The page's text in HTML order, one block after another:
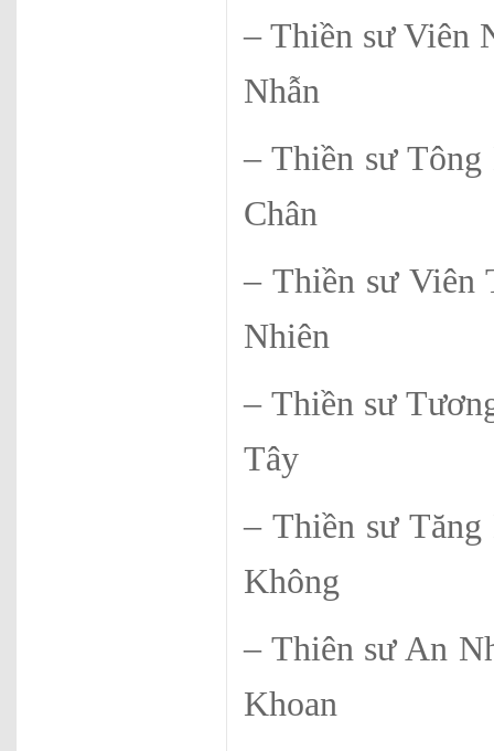
– Thiền sư
Nhẫn
– Thiền sư
Chân
– Thiền
Nhiên
– Thiền sư
Tây
– Thiền sư
Không
– Thiên sư
Khoan